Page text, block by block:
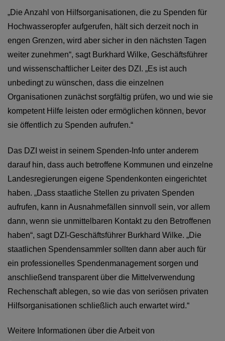
„Die Anzahl von Hilfsorganisationen, die zu Spenden für
Hochwasseropfer aufgerufen, hält sich derzeit noch in
engen Grenzen, wird aber sicher in den nächsten Tagen
weiter zunehmen“, sagt Burkhard Wilke, Geschäftsführer
und wissenschaftlicher Leiter des DZI. „Es ist auch
unbedingt zu wünschen, dass die einzelnen
Organisationen zunächst sorgfältig prüfen, wo und wie sie
kompetent Hilfe leisten oder ermöglichen können, bevor
sie öffentlich zu Spenden aufrufen.“
Das DZI weist in seinem Spenden-Info unter anderem
darauf hin, dass auch betroffene Kommunen und einzelne
Landesregierungen eigene Spendenkonten eingerichtet
haben. „Dass staatliche Stellen zu privaten Spenden
aufrufen, kann in Ausnahmefällen sinnvoll sein, vor allem
dann, wenn sie unmittelbaren Kontakt zu den Betroffenen
haben“, sagt DZI-Geschäftsführer Burkhard Wilke. „Die
staatlichen Spendensammler sollten dann aber auch für
ein professionelles Spendenmanagement sorgen und
anschließend transparent über die Mittelverwendung
Rechenschaft ablegen, so wie das von seriösen privaten
Hilfsorganisationen schließlich auch erwartet wird.“
Weitere Informationen über die Arbeit von